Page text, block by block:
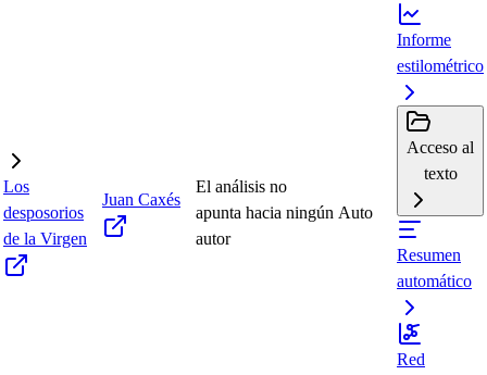
Los
desposorios
de la Virgen
Juan Caxés
El análisis no
apunta hacia ningún
autor
Auto
Informe
estilométrico
Acceso al
texto
Resumen
automático
Red